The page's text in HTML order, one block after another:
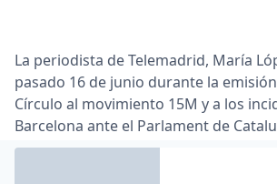
La periodista de Telemadrid, María
pasado 16 de junio durante la
Círculo al movimiento 15M y a los
Barcelona ante el Parlament de